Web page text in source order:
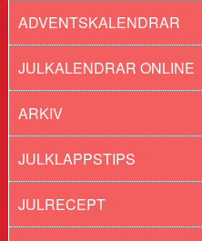
ADVENTSKALENDRAR
JULKALENDRAR ONLINE
ARKIV
JULKLAPPSTIPS
JULRECEPT